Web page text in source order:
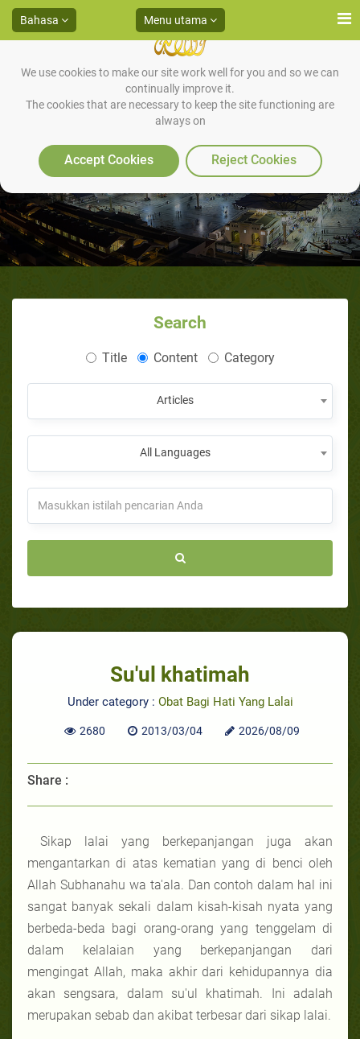
We use cookies to make our site work well for you and so we can
continually improve it.
The cookies that are necessary to keep the site functioning are
always on
Accept Cookies Reject Cookies
Bahasa Menu utama
Su'ul khatimah
Search
Title Content Category
Articles
All Languages
Su'ul khatimah
Under category : Obat Bagi Hati Yang Lalai
2680 2013/03/04 2026/08/09
Share :
Sikap lalai yang berkepanjangan juga akan
mengantarkan di atas kematian yang di benci oleh
Allah Subhanahu wa ta'ala. Dan contoh dalam hal ini
sangat banyak sekali dalam kisah-kisah nyata yang
berbeda-beda bagi orang-orang yang tenggelam di
dalam kelalaian yang berkepanjangan dari
mengingat Allah, maka akhir dari kehidupannya dia
akan sengsara, dalam su'ul khatimah. Ini adalah
merupakan sebab dan akibat terbesar dari sikap lalai.